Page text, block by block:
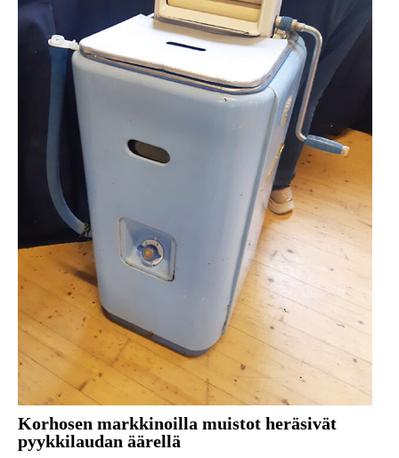
Korhosen markkinoilla muistot heräsivät
pyykkilaudan äärellä